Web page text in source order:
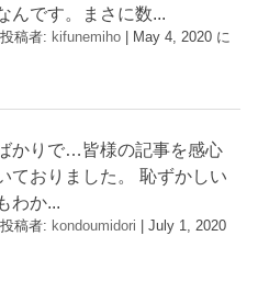
んです。まさに数...
投稿者: kifunemiho
May 4, 2020 に
かりで…皆様の記事を感心
ておりました。 恥ずかしい
わか...
投稿者: kondoumidori |July 1, 2020